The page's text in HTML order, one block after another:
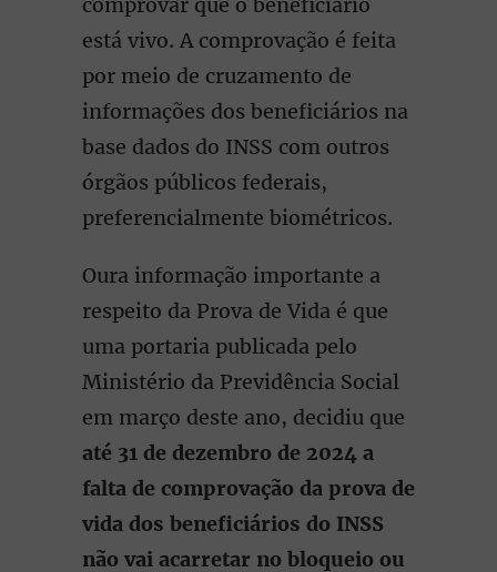
está vivo. A comprovação é feita
por meio de cruzamento de
informações dos beneficiários na
base dados do INSS com outros
órgãos públicos federais,
preferencialmente biométricos.
Oura informação importante a
respeito da Prova de Vida é que
uma portaria publicada pelo
Ministério da Previdência Social
em março deste ano, decidiu que
até 31 de dezembro de 2024 a
falta de comprovação da prova de
vida dos beneficiários do INSS
não vai acarretar no bloqueio ou